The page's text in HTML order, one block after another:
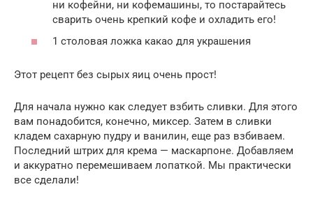
ни кофейни, ни кофемашины, то постарайтесь
сварить очень крепкий кофе и охладить его!
1 столовая ложка какао для украшения
Этот рецепт без сырых яиц очень прост!
Для начала нужно как следует взбить сливки. Для этого
вам понадобится, конечно, миксер. Затем в сливки
кладем сахарную пудру и ванилин, еще раз взбиваем.
Последний штрих для крема — маскарпоне. Добавляем
и аккуратно перемешиваем лопаткой. Мы практически
все сделали!